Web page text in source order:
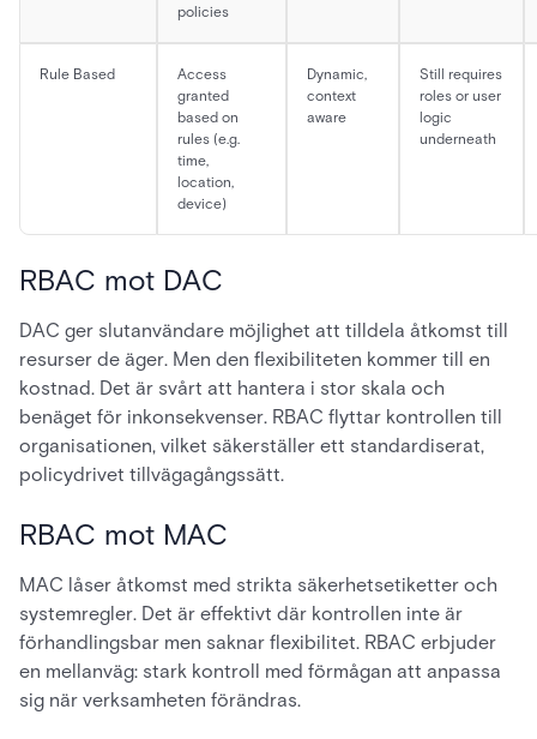
policies
Rule Based
Access
granted
based on
rules (e.g.
time,
location,
device)
Dynamic,
context
aware
Still requires
roles or user
logic
underneath
RBAC mot DAC
DAC ger slutanvändare möjlighet att tilldela åtkomst till
resurser de äger. Men den flexibiliteten kommer till en
kostnad. Det är svårt att hantera i stor skala och
benäget för inkonsekvenser. RBAC flyttar kontrollen till
organisationen, vilket säkerställer ett standardiserat,
policydrivet tillvägagångssätt.
RBAC mot MAC
MAC låser åtkomst med strikta säkerhetsetiketter och
systemregler. Det är effektivt där kontrollen inte är
förhandlingsbar men saknar flexibilitet. RBAC erbjuder
en mellanväg: stark kontroll med förmågan att anpassa
sig när verksamheten förändras.